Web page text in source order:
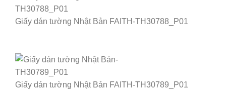
Giấy dán tường Nhật Bản FAITH-TH30788_P01
Giấy dán tường Nhật Bản FAITH-TH30789_P01